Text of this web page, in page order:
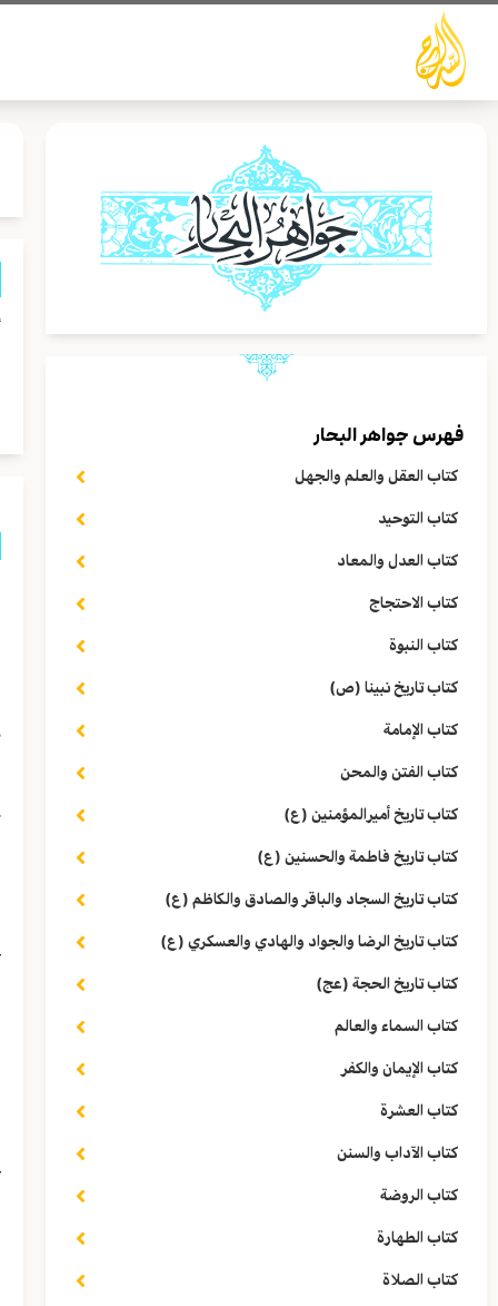
تخطي
المحتوى
فهرس جواهر البحار
كتاب العقل والعلم والجهل
كتاب التوحيد
كتاب العدل والمعاد
كتاب الاحتجاج
كتاب النبوة
كتاب تاريخ نبينا (ص)
كتاب الإمامة
كتاب الفتن والمحن
كتاب تاريخ أميرالمؤمنين (ع)
كتاب تاريخ فاطمة والحسنين (ع)
كتاب تاريخ السجاد والباقر والصادق والكاظم (ع)
كتاب تاريخ الرضا والجواد والهادي والعسكري (ع)
كتاب تاريخ الحجة (عج)
كتاب السماء والعالم
كتاب الإيمان والكفر
كتاب العشرة
كتاب الآداب والسنن
كتاب الروضة
كتاب الطهارة
كتاب الصلاة